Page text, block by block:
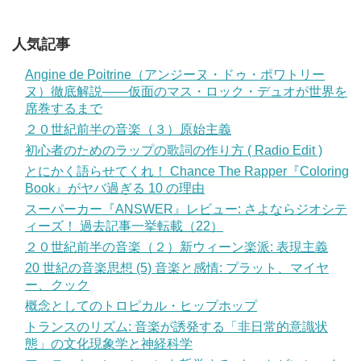
人気記事
Angine de Poitrine（アンジーヌ・ドゥ・ポワトリー
ヌ）徹底解説——仮面のマス・ロック・デュオが世界を
席巻するまで
２０世紀前半の音楽（３）原始主義
初心者のためのラップの歌詞の作り方 ( Radio Edit )
とにかく語らせてくれ！ Chance The Rapper『Coloring
Book』がヤバ過ぎる 10 の理由
スーパーカー『ANSWER』レビュー: さよならジオシテ
ィーズ！ 過去記事一挙転載（22）
２０世紀前半の音楽（２）新ウィーン楽派: 表現主義
20 世紀の音楽思想 (5) 音楽と感情: プラット、マイヤ
ー、クック
概念としてのトロピカル・ヒップホップ
トランスのリズム: 音楽が誘発する「非日常的意識状
態」の文化現象学と神経科学